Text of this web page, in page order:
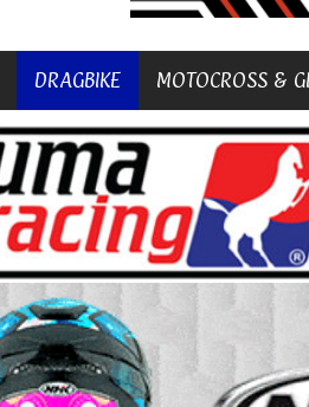
DRAGBIKE MOTOCROSS &